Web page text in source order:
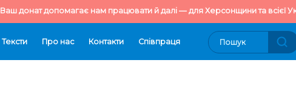
Ваш донат допомагає нам працювати й далі — для Херсонщини та всієї
Тексти Про нас Контакти Cпівпраця